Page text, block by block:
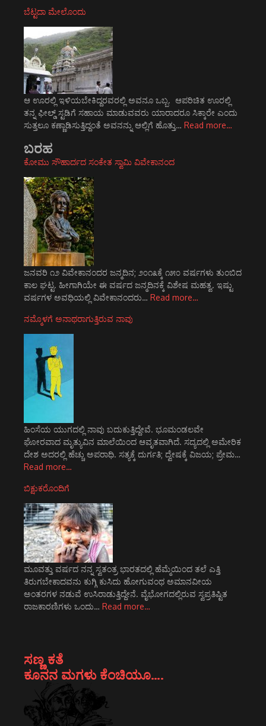
ಬೆಟ್ಟದಾ ಮೇಲೊಂದು
ಆ ಊರಲ್ಲಿ ಇಳಿಯಬೇಕಿದ್ದರವರಲ್ಲಿ ಅವನೂ ಒಬ್ಬ. ಆಪರಿಚಿತ ಊರಲ್ಲಿ
ತನ್ನ ಫೀಲ್ಡ್ ಸ್ಟಡಿಗೆ ಸಹಾಯ ಮಾಡುವವರು ಯಾರಾದರೂ ಸಿಕ್ಕಾರೇ ಎಂದು
ಸುತ್ತಲೂ ಕಣ್ಣಾಡಿಸುತ್ತಿದ್ದಂತೆ ಅವನನ್ನು ಆಲ್ಲಿಗೆ ಹೊತ್ತು… Read more…
ಬರಹ
ಕೋಮು ಸೌಹಾರ್ದದ ಸಂಕೇತ ಸ್ವಾಮಿ ವಿವೇಕಾನಂದ
ಜನವರಿ ೧೨ ವಿವೇಕಾನಂದರ ಜನ್ಮದಿನ; ೨೦೧೩ಕ್ಕೆ ೧೫೦ ವರ್ಷಗಳು ತುಂಬಿದ
ಕಾಲ ಘಟ್ಟ. ಹೀಗಾಗಿಯೇ ಈ ವರ್ಷದ ಜನ್ಮದಿನಕ್ಕೆ ವಿಶೇಷ ಮಹತ್ವ. ಇಷ್ಟು
ವರ್ಷಗಳ ಅವಧಿಯಲ್ಲಿ ವಿವೇಕಾನಂದರು… Read more…
ನಮ್ಮೊಳಗೆ ಅನಾಥರಾಗುತ್ತಿರುವ ನಾವು
ಹಿಂಸೆಯ ಯುಗದಲ್ಲಿ ನಾವು ಬದುಕುತ್ತಿದ್ದೇವೆ. ಭೂಮಂಡಲವೇ
ಘೋರವಾದ ಮೃತ್ಯುವಿನ ಮಾಲೆಯಿಂದ ಆವೃತವಾಗಿದೆ. ಸದ್ಯದಲ್ಲಿ ಅಮೇರಿಕ
ದೇಶ ಅದರಲ್ಲಿ ಹೆಚ್ಚು ಅಪರಾಧಿ. ಸತ್ಯಕ್ಕೆ ದುರ್ಗತಿ; ದ್ವೇಷಕ್ಕೆ ವಿಜಯ; ಪ್ರೇಮ…
Read more…
ಬಿಕ್ಷುಕರೊಂದಿಗೆ
ಮೂವತ್ತು ವರ್ಷದ ನನ್ನ ಸ್ವತಂತ್ರ ಭಾರತದಲ್ಲಿ ಹೆಮ್ಮೆಯಿಂದ ತಲೆ ಎತ್ತಿ
ತಿರುಗಬೇಕಾದವನು ಕುಗ್ಗಿ ಕುಸಿದು ಹೋಗುವಂಥ ಅಮಾನವೀಯ
ಅಂತರಗಳ ನಡುವೆ ಉಸಿರಾಡುತ್ತಿದ್ದೇನೆ. ವೈಭೋಗದಲ್ಲಿರುವ ಸ್ವಪ್ರತಿಷ್ಟಿತ
ರಾಜಕಾರಣಿಗಳು ಒಂದು… Read more…
ಸಣ್ಣ ಕತೆ
ಕೂನನ ಮಗಳು ಕೆಂಚಿಯೂ….